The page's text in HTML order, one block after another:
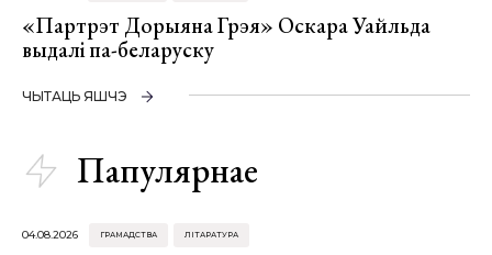
«Партрэт Дорыяна Грэя» Оскара Уайльда
выдалі па-беларуску
ЧЫТАЦЬ ЯШЧЭ
Папулярнае
04.08.2026 ГРАМАДСТВА ЛІТАРАТУРА